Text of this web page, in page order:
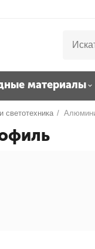
материалы
светотехника /